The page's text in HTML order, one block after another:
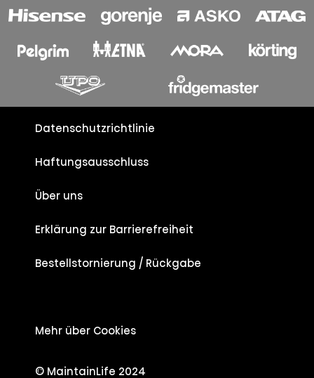
Datenschutzrichtlinie
Haftungsausschluss
Über uns
Erklärung zur Barrierefreiheit
Bestellstornierung / Rückgabe
Mehr über Cookies
© MaintainLife 2024